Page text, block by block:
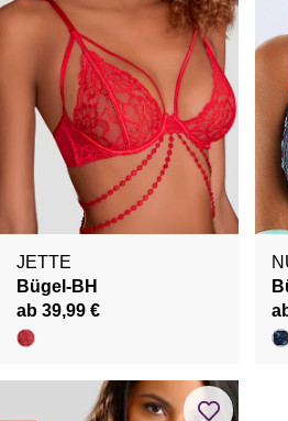
JETTE
Bügel-BH
ab 39,99 €